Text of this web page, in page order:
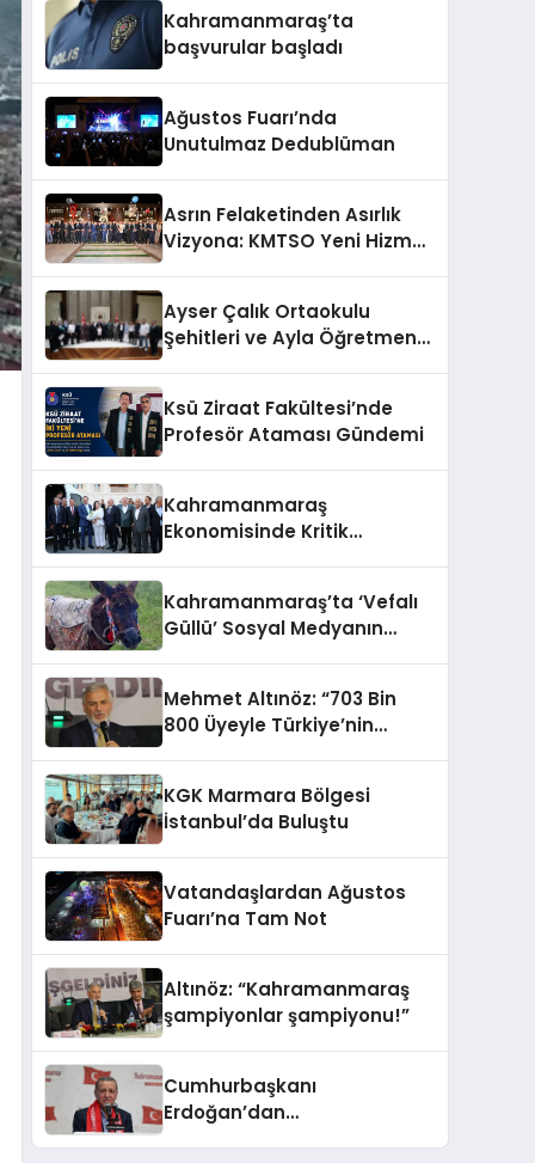
Kahramanmaraş’ta
başvurular başladı
Ağustos Fuarı’nda
Unutulmaz Dedublüman
Asrın Felaketinden Asırlık
Vizyona: KMTSO Yeni Hizmet
Ayser Çalık Ortaokulu
Şehitleri ve Ayla Öğretmen
Ksü Ziraat Fakültesi’nde
Profesör Ataması Gündemi
Kahramanmaraş
Ekonomisinde Kritik
Kahramanmaraş’ta ‘Vefalı
Güllü’ Sosyal Medyanın
Mehmet Altınöz: “703 Bin
800 Üyeyle Türkiye’nin
KGK Marmara Bölgesi
İstanbul’da Buluştu
Vatandaşlardan Ağustos
Fuarı’na Tam Not
Altınöz: “Kahramanmaraş
şampiyonlar şampiyonu!”
Cumhurbaşkanı
Erdoğan’dan